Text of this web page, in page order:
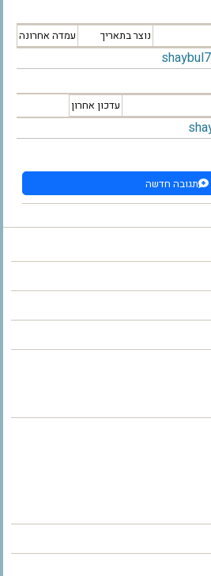
נוצר בתאריך עמדה אחרונה
עדכון אחרון
תגובה חדשה